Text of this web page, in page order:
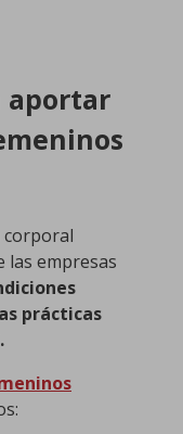
aportar
corporal
las empresas
prácticas